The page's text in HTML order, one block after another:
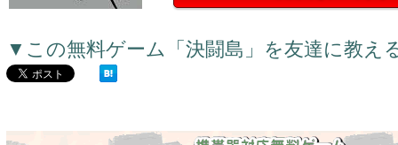
▼この無料ゲーム「決闘島」を友達に教え